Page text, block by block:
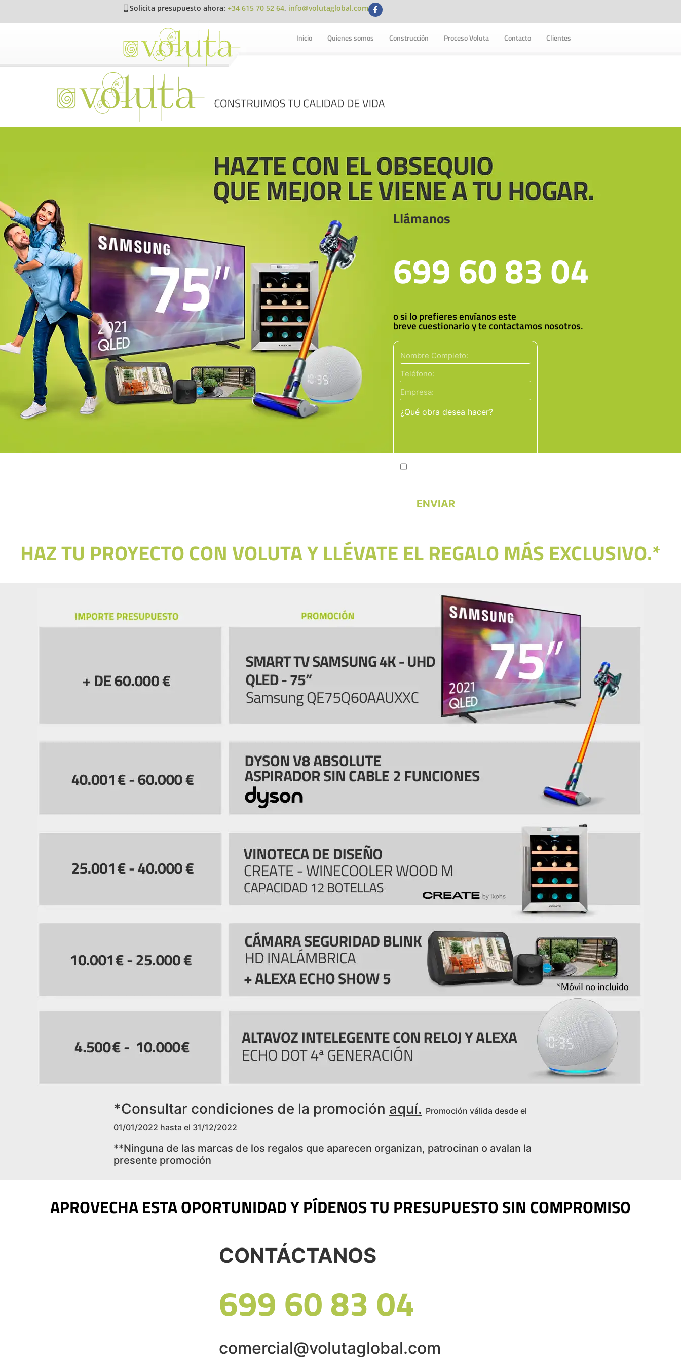
Solicita presupuesto ahora: +34 615 70 52 64, info@volutaglobal.com
Inicio Quienes somos Construcción Proceso Voluta Contacto Clientes
Llámanos
699 60 83 04
o si lo prefieres envíanos este
breve cuestionario y te contactamos nosotros.
¿Qué obra desea hacer?
ENVIAR
HAZ TU PROYECTO CON VOLUTA Y LLÉVATE EL REGALO MÁS EXCLUSIVO.*
*Consultar condiciones de la promoción aquí. Promoción válida desde el
01/01/2022 hasta el 31/12/2022
**Ninguna de las marcas de los regalos que aparecen organizan, patrocinan o avalan la
presente promoción
APROVECHA ESTA OPORTUNIDAD Y PÍDENOS TU PRESUPUESTO SIN COMPROMISO
CONTÁCTANOS
699 60 83 04
comercial@volutaglobal.com